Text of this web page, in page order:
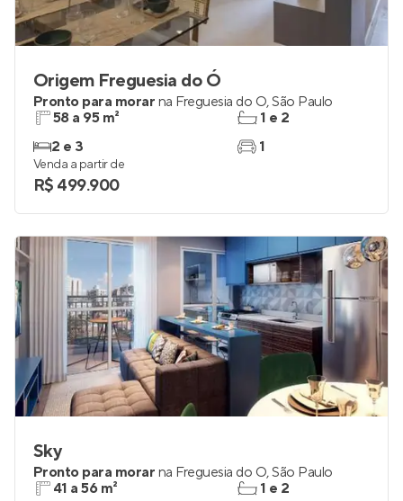
Origem Freguesia do Ó
Pronto para morar na Freguesia do Ó,São Paulo
58 a 95 m²
2 e 3
1 e 2
1
Venda a partir de
R$ 499.900
Sky
Pronto para morar na Freguesia do Ó,São Paulo
41 a 56 m²
1 e 2